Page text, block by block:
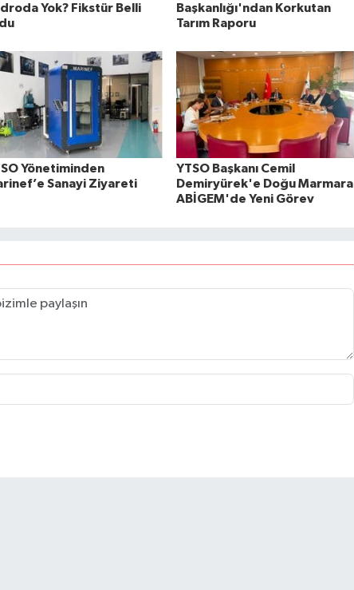
Yok? Fikstür Belli
Başkanlığı'ndan Korkutan
Tarım Raporu
Yönetiminden
Sanayi Ziyareti
YTSO Başkanı Cemil
Demiryürek'e Doğu Marmara
ABİGEM'de Yeni Görev